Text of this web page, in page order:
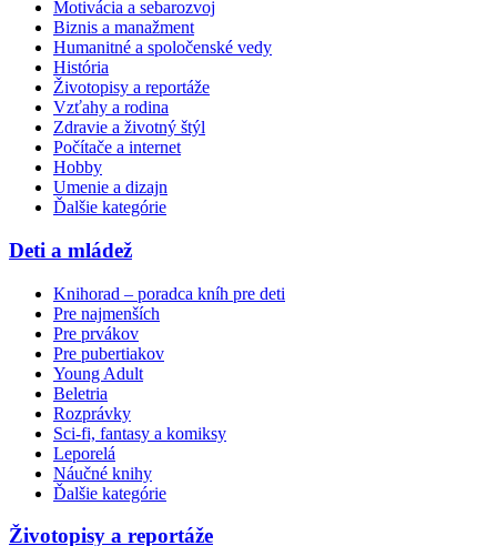
Motivácia a sebarozvoj
Biznis a manažment
Humanitné a spoločenské vedy
História
Životopisy a reportáže
Vzťahy a rodina
Zdravie a životný štýl
Počítače a internet
Hobby
Umenie a dizajn
Ďalšie kategórie
Deti a mládež
Knihorad – poradca kníh pre deti
Pre najmenších
Pre prvákov
Pre pubertiakov
Young Adult
Beletria
Rozprávky
Sci-fi, fantasy a komiksy
Leporelá
Náučné knihy
Ďalšie kategórie
Životopisy a reportáže